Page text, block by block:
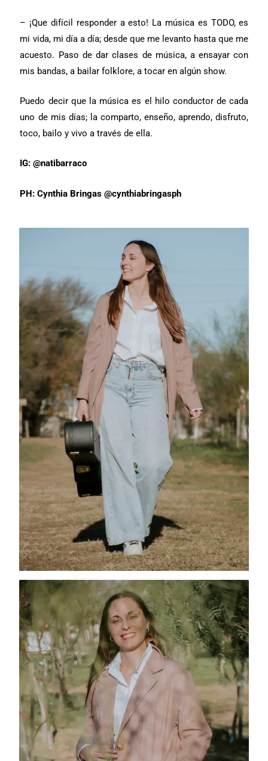
– ¡Que difícil responder a esto! La música es TODO, es
mi vida, mi día a día; desde que me levanto hasta que me
acuesto. Paso de dar clases de música, a ensayar con
mis bandas, a bailar folklore, a tocar en algún show.
Puedo decir que la música es el hilo conductor de cada
uno de mis días; la comparto, enseño, aprendo, disfruto,
toco, bailo y vivo a través de ella.
IG: @natibarraco
PH: Cynthia Bringas @cynthiabringasph